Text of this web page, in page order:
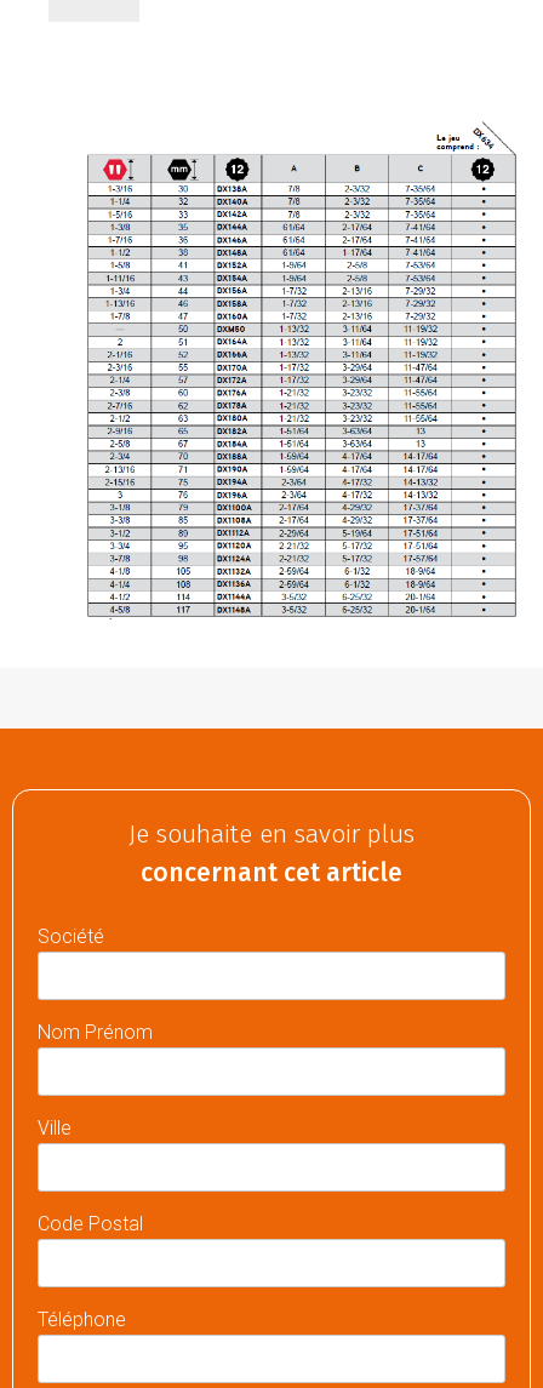
Je souhaite en savoir plus
concernant cet article
Société
Nom Prénom
Ville
Code Postal
Téléphone